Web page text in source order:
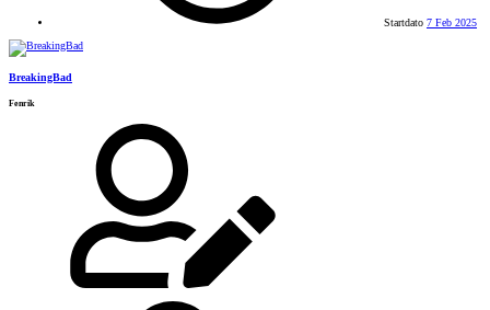
Startdato 7 Feb 2025
BreakingBad
Fenrik